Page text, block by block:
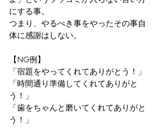
にする事。
つまり、やるべき事をやったその事自
体に感謝はしない。
【NG例】
「宿題をやってくれてありがとう！」
「時間通り準備してくれてありがと
う！」
「歯をちゃんと磨いてくれてありがと
う！」